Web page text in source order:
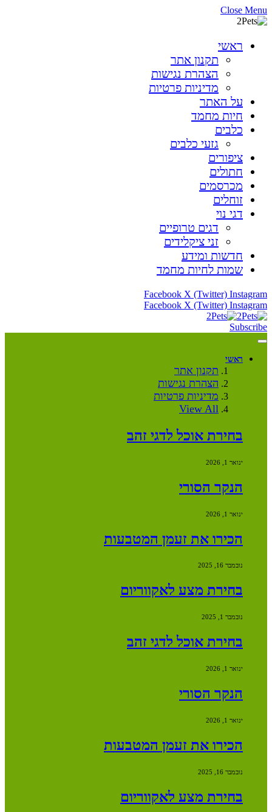
Close Menu
ראשי
תקנון אתר
הצהרת נגישות
מדיניות פרטיות
על האתר
חיות מחמד
כלבים
גזעי כלבים
ציפורים
חתולים
מכרסמים
זוחלים
דגי נוי
דגים טרופיים
זני ציקלידים
חדשות ומידע
שמות לחיות מחמד
Facebook X (Twitter) Instagram
Facebook X (Twitter) Instagram
Subscribe
ראשי
תקנון אתר
הצהרת נגישות
מדיניות פרטיות
View All
בחירת אוכל לדגי זהב
ינואר 1, 2026
הנקר הסורי
ינואר 1, 2026
הכירו את זעמן המטבעות
נובמבר 16, 2025
בחירת מצע לאקווריום
נובמבר 1, 2025
בחירת אוכל לדגי זהב
ינואר 1, 2026
הנקר הסורי
ינואר 1, 2026
הכירו את זעמן המטבעות
נובמבר 16, 2025
בחירת מצע לאקווריום